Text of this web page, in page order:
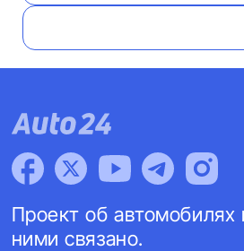
Проект об автомобилях
ними связано.